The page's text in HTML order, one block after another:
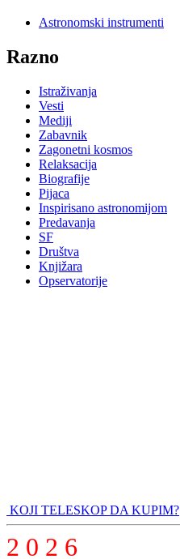
Astronomski instrumenti
Razno
Istraživanja
Vesti
Mediji
Zabavnik
Zagonetni kosmos
Relaksacija
Biografije
Pijaca
Inspirisano astronomijom
Predavanja
SF
Društva
Knjižara
Opservatorije
KOJI TELESKOP DA KUPIM?
2 0 2 6